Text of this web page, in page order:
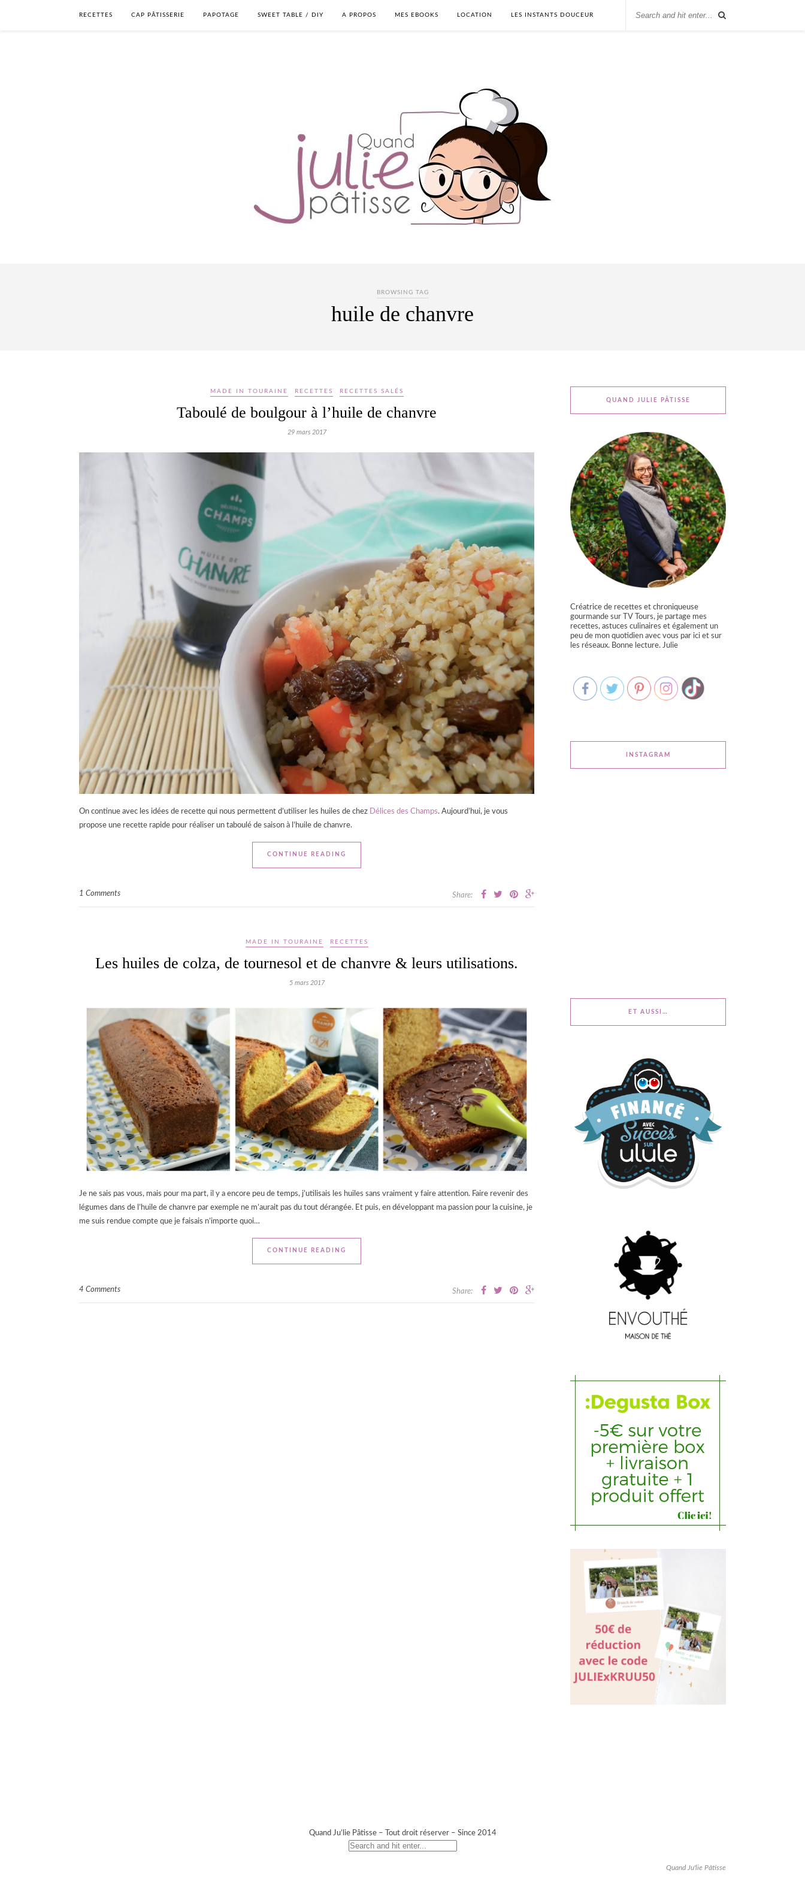
RECETTES CAP PÂTISSERIE PAPOTAGE SWEET TABLE / DIY A PROPOS MES EBOOKS LOCATION LES INSTANTS DOUCEUR
BROWSING TAG
huile de chanvre
MADE IN TOURAINE RECETTES RECETTES SALÉS
Taboulé de boulgour à l’huile de chanvre
29 mars 2017
On continue avec les idées de recette qui nous permettent d’utiliser les huiles de chez Délices des Champs. Aujourd’hui, je vous
propose une recette rapide pour réaliser un taboulé de saison à l’huile de chanvre.
CONTINUE READING
1 Comments Share:
MADE IN TOURAINE RECETTES
Les huiles de colza, de tournesol et de chanvre & leurs utilisations.
5 mars 2017
Je ne sais pas vous, mais pour ma part, il y a encore peu de temps, j’utilisais les huiles sans vraiment y faire attention. Faire revenir des
légumes dans de l’huile de chanvre par exemple ne m’aurait pas du tout dérangée. Et puis, en développant ma passion pour la cuisine, je
me suis rendue compte que je faisais n’importe quoi…
CONTINUE READING
4 Comments Share:
QUAND JULIE PÂTISSE
Créatrice de recettes et chroniqueuse
gourmande sur TV Tours, je partage mes
recettes, astuces culinaires et également un
peu de mon quotidien avec vous par ici et sur
les réseaux. Bonne lecture. Julie
INSTAGRAM
ET AUSSI…
Quand Ju’lie Pâtisse – Tout droit réserver – Since 2014
Quand Ju'lie Pâtisse